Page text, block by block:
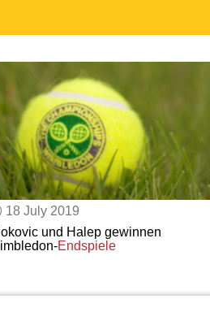
18 July 2019
und Halep gewinnen
Endspiele